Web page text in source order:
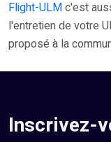
Flight-ULMc'est
l'entretien de votre
proposé à la
Inscrivez-